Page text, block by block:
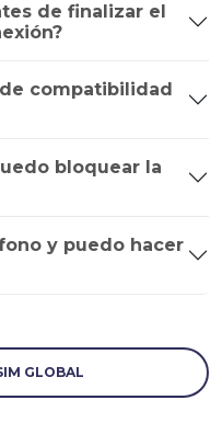
de finalizar el
compatibilidad
bloquear la
y puedo hacer
GLOBAL